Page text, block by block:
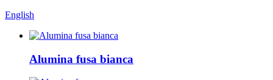
English
Alumina fusa bianca